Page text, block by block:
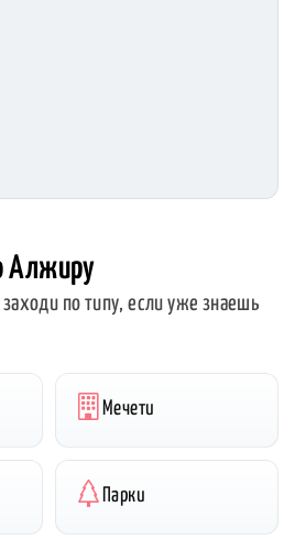
Алжиру
по типу, если уже знаешь
Мечети
Парки